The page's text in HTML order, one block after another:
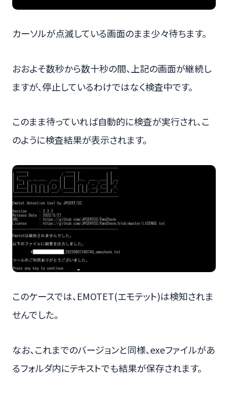
カーソルが点滅している画面のまま少々待ちます。
おおよそ数秒から数十秒の間、上記の画面が継続し
ますが、停止しているわけではなく検査中です。
このまま待っていれば自動的に検査が実行され、こ
のように検査結果が表示されます。
このケースでは、EMOTET(エモテット)は検知されま
せんでした。
なお、これまでのバージョンと同様、exeファイルがあ
るフォルダ内にテキストでも結果が保存されます。